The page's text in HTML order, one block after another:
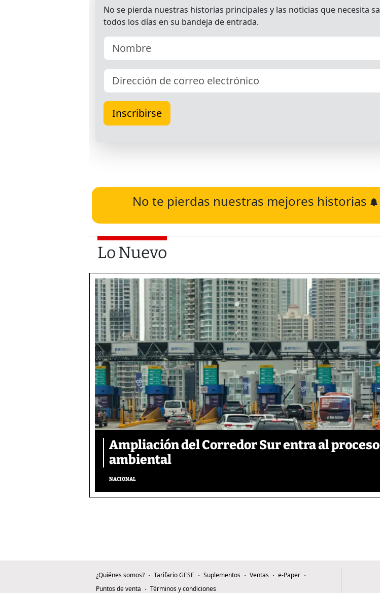
No te pierdas nuestras mejores historias
Lo Nuevo
Ampliación del Corredor Sur entra al proceso
ambiental
NACIONAL
¿Quiénes somos? Tarifario GESE Suplementos Ventas
e-Paper
Puntos de venta
Términos y condiciones